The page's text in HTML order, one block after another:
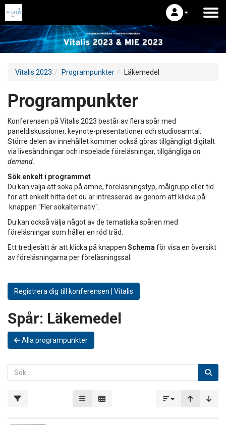
Vitalis 2023 Programpunkter Läkemedel
Programpunkter
Konferensen på Vitalis 2023 består av flera spår med
paneldiskussioner, keynote-presentationer och studiosamtal.
Större delen av innehållet kommer också göras tillgängligt digitalt
via livesändningar och inspelade föreläsningar, tillgängliga on
demand
Sök enkelt i programmet
Du kan välja att söka på ämne, föreläsningstyp, målgrupp eller tid
för att enkelt hitta det du är intresserad av genom att klicka på
knappen "Fler sökalternativ".
Du kan också välja något av de tematiska spåren med
föreläsningar som håller en röd tråd.
Ett tredjesätt är att klicka på knappen Schema för visa en översikt
av föreläsningarna per föreläsningssal.
Registrera dig till konferensen | Vitalis
Spår: Läkemedel
Alla programpunkter